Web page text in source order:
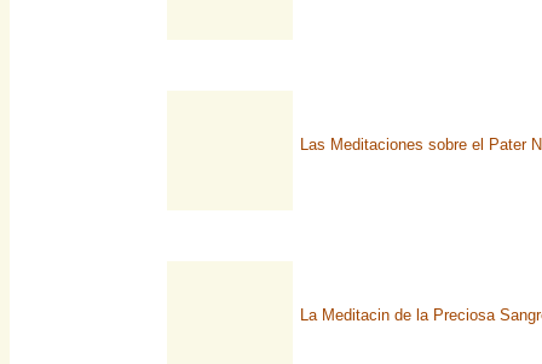
Las Meditaciones sobre el Pater
La Meditacin de la Preciosa